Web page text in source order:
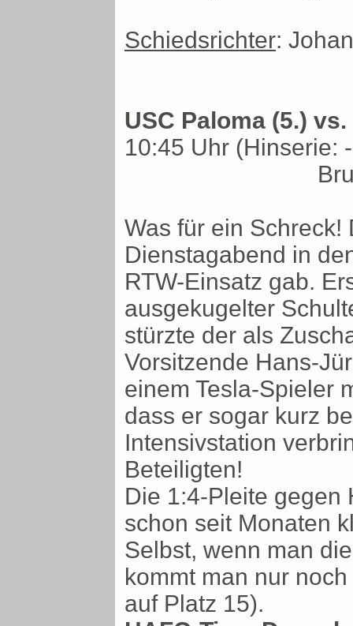
Schiedsrichter:
USC Paloma (5.)
10:45 Uhr (Hinserie:
Was für ein Schreck!
Dienstagabend in
RTW-Einsatz gab.
ausgekugelter
stürzte der als
Vorsitzende Hans-
einem Tesla-Spieler
dass er sogar kurz
Intensivstation
Beteiligten!
Die 1:4-Pleite gegen
schon seit Monaten
Selbst, wenn man
kommt man nur
auf Platz 15).